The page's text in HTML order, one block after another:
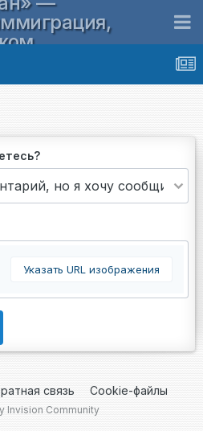
Указать URL изображения
связь Cookie-файлы
Invision Community